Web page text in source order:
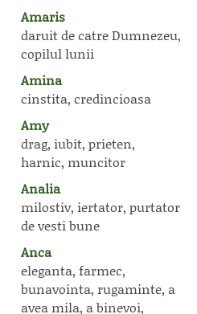
Amaris
daruit de catre Dumnezeu,
copilul lunii
Amina
cinstita, credincioasa
Amy
drag, iubit, prieten,
harnic, muncitor
Analia
milostiv, iertator, purtator
de vesti bune
Anca
eleganta, farmec,
bunavointa, rugaminte, a
avea mila, a binevoi,